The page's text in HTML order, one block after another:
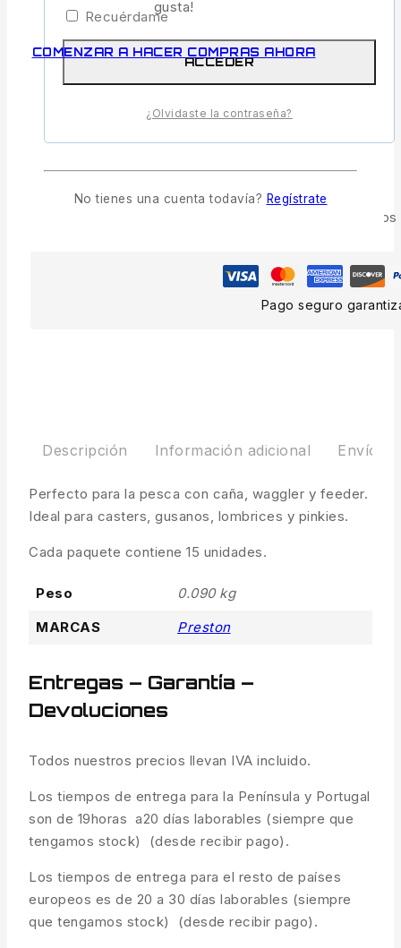
COMPARAR LISTA
PREGUNTA
23personas están viendo esto ahora mismo
Entrega estimada:
Hasta 4 días hábiles
En todos los
Pago seguro
Descripción Información adicional Envíos
Perfecto para la pesca con caña, waggler y feeder.
Ideal para casters, gusanos, lombrices y pinkies.
Cada paquete contiene 15 unidades.
Peso
0.090 kg
MARCAS
Preston
Entregas – Garantía –
Devoluciones
Todos nuestros precios llevan IVA incluido.
Los tiempos de entrega para la Península y Portugal
son de 19horas a20 días laborables (siempre que
tengamos stock) (desde recibir pago).
Los tiempos de entrega para el resto de países
europeos es de 20 a 30 días laborables (siempre
que tengamos stock) (desde recibir pago).
Recuérdame
ACCEDER
¿Olvidaste la contraseña?
No tienes una cuenta todavía? Regístrate
gusta!
COMENZAR A HACER COMPRAS AHORA